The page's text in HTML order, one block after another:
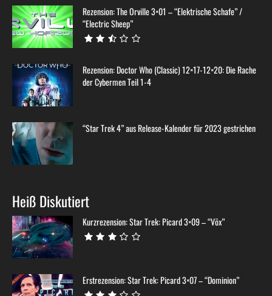
Rezension: The Orville 3×01 – “Elektrische Schafe” /
“Electric Sheep”
Rezension: Doctor Who (Classic) 12×17-12×20: Die Rache
der Cybermen Teil 1-4
“Star Trek 4” aus Release-Kalender für 2023 gestrichen
Heiß Diskutiert
Kurzrezension: Star Trek: Picard 3×09 – “Võx”
Erstrezension: Star Trek: Picard 3×07 – “Dominion”